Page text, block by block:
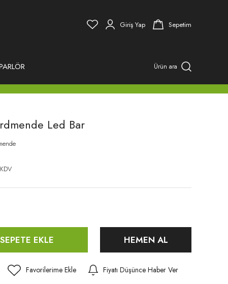
Giriş Yap Sepetim
Ürün ara
Led Bar
SEPETE EKLE HEMEN AL
Fiyatı Düşünce Haber Ver